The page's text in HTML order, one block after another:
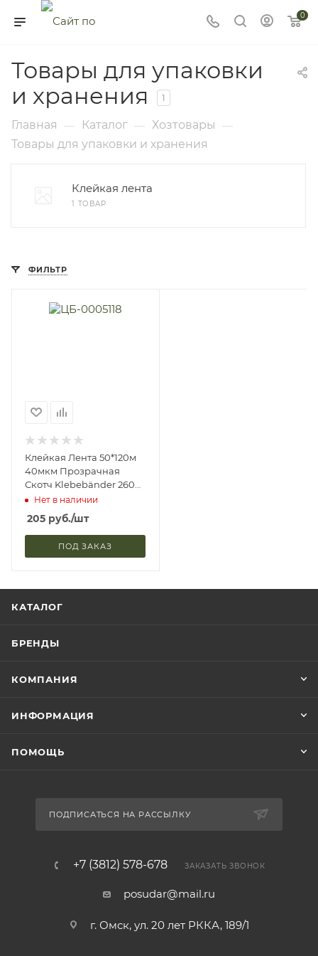
0
Товары для упаковки
и хранения
1
Главная — Каталог — Хозтовары —
Товары для упаковки и хранения
Клейкая лента
1 ТОВАР
ФИЛЬТР
Клейкая Лента 50*120м
40мкм Прозрачная
Скотч Klebebänder 260
2031 (6/36)
Нет в наличии
205 руб./шт
ПОД ЗАКАЗ
КАТАЛОГ
БРЕНДЫ
КОМПАНИЯ
ИНФОРМАЦИЯ
ПОМОЩЬ
ПОДПИСАТЬСЯ НА РАССЫЛКУ
+7 (3812) 578-678 ЗАКАЗАТЬ ЗВОНОК
posudar@mail.ru
г. Омск, ул. 20 лет РККА, 189/1